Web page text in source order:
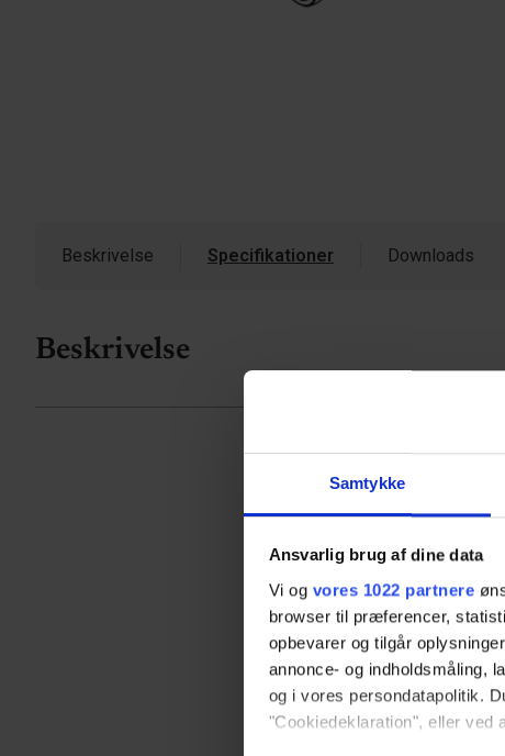
Samtykke
Ansvarlig brug af dine data
Vi og vores 1022 partnere
browser til præferencer,
opbevarer og tilgår
annonce- og indholdsmåling,
og i vores persondatapolitik.
"Cookiedeklaration", eller ved
Beskrivelse Specifikationer Downloads
Beskrivelse